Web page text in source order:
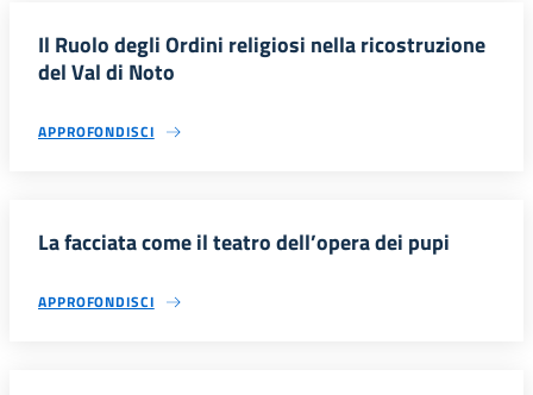
Il Ruolo degli Ordini religiosi nella ricostruzione
del Val di Noto
APPROFONDISCI
La facciata come il teatro dell’opera dei pupi
APPROFONDISCI